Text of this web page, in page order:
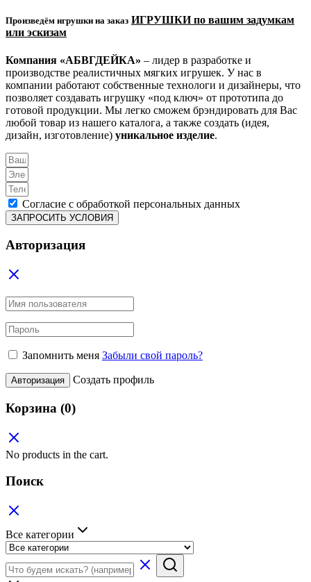
Произведём игрушки на заказ ИГРУШКИ по вашим задумкам
или эскизам
Компания «АБВГДЕЙКА» – лидер в разработке и
производстве реалистичных мягких игрушек. У нас в
компании работают собственные технологи и дизайнеры, что
позволяет создавать игрушку «под ключ» от прототипа до
готовой продукции. Мы легко сможем брэндировать для Вас
любой товар из нашего каталога, а также создать (идея,
дизайн, изготовление) уникальное изделие.
Согласие с обработкой персональных данных
ЗАПРОСИТЬ УСЛОВИЯ
Авторизация
Запомнить меня Забыли свой пароль?
Авторизация Создать профиль
Корзина (0)
No products in the cart.
Поиск
Все категории